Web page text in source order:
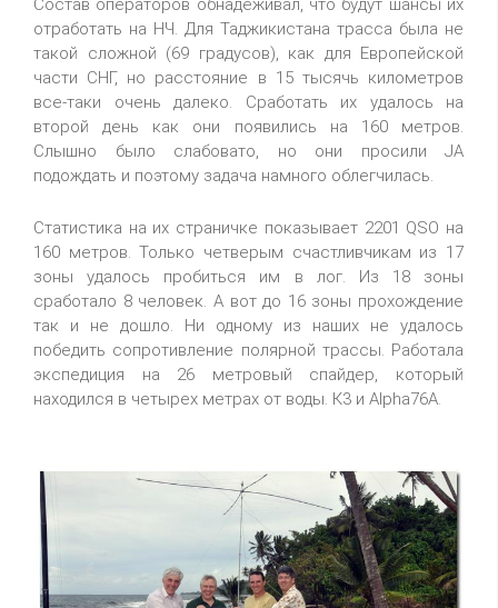
Состав операторов обнадеживал, что будут шансы их
отработать на НЧ. Для Таджикистана трасса была не
такой сложной (69 градусов), как для Европейской
части СНГ, но расстояние в 15 тысячь километров
все-таки очень далеко. Сработать их удалось на
второй день как они появились на 160 метров.
Слышно было слабовато, но они просили JA
подождать и поэтому задача намного облегчилась.
Статистика на их страничке показывает 2201 QSO на
160 метров. Только четверым счастливчикам из 17
зоны удалось пробиться им в лог. Из 18 зоны
сработало 8 человек. А вот до 16 зоны прохождение
так и не дошло. Ни одному из наших не удалось
победить сопротивление полярной трассы. Работала
экспедиция на 26 метровый спайдер, который
находился в четырех метрах от воды. К3 и Alpha76A.